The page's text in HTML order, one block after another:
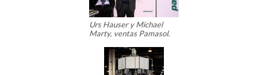
Urs Hauser y Michael
Marty, ventas Pamasol.